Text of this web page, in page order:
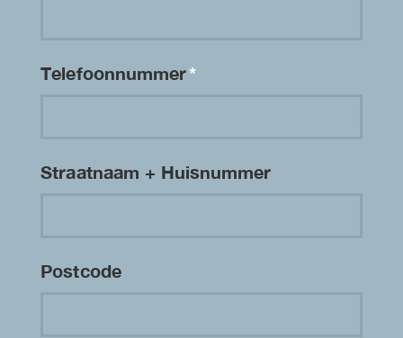
Telefoonnummer*
Straatnaam + Huisnummer
Postcode